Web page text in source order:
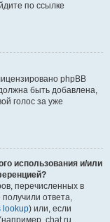
по ссылке
phpBB
быть добавлена,
голос за уже
использования и/или
перечисленных в
ответа,
lookup) или, если
chat.ru,